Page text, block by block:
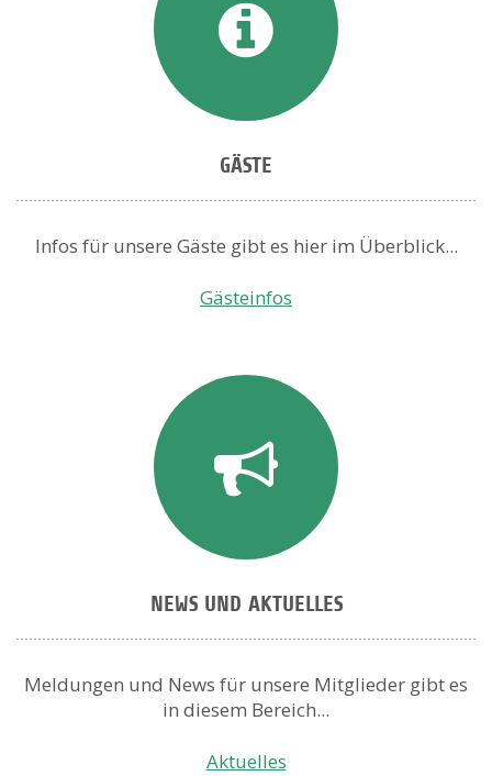
GÄSTE
Infos für unsere Gäste gibt es hier im Überblick...
Gästeinfos
NEWS UND AKTUELLES
Meldungen und News für unsere Mitglieder gibt es
in diesem Bereich...
Aktuelles